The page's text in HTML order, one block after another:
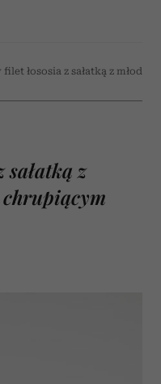
filet łososia z sałatką z
sałatką z
chrupiącym